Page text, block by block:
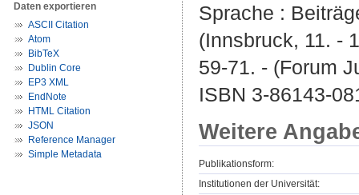
Daten exportieren
ASCII Citation
Atom
BibTeX
Dublin Core
EP3 XML
EndNote
HTML Citation
JSON
Reference Manager
Simple Metadata
Sprache :
(Innsbruck, 11. -
59-71. - (Forum
ISBN 3-86143-
Weitere
Publikationsform:
Institutionen der Universität: